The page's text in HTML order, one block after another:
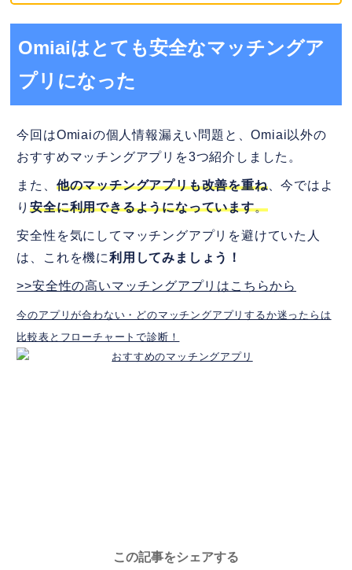
Omiaiはとても安全なマッチングア
プリになった
今回はOmiaiの個人情報漏えい問題と、Omiai以外の
おすすめマッチングアプリを3つ紹介しました。
また、 他のマッチングアプリも改善を重ね、今ではよ
り安全に利用できるようになっています。
安全性を気にしてマッチングアプリを避けていた人
は、これを機に利用してみましょう！
>>安全性の高いマッチングアプリはこちらから
今のアプリが合わない・どのマッチングアプリするか迷ったらは
比較表とフローチャートで診断！
この記事をシェアする